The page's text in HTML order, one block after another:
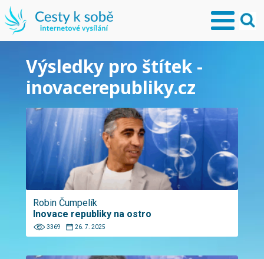
Výsledky pro štítek -
inovacerepubliky.cz
Robin Čumpelík
Inovace republiky na ostro
3369 26. 7. 2025